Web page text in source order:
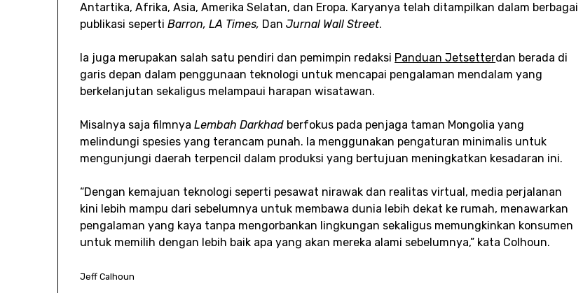
Antartika, Afrika, Asia, Amerika Selatan, dan Eropa. Karyanya telah ditampilkan dalam berbagai
publikasi sepertiBarron, LA Times, DanJurnal Wall Street.
Ia juga merupakan salah satu pendiri dan pemimpin redaksi Panduan Jetsetterdan berada di
garis depan dalam penggunaan teknologi untuk mencapai pengalaman mendalam yang
berkelanjutan sekaligus melampaui harapan wisatawan.
Misalnya saja filmnyaLembah Darkhad berfokus pada penjaga taman Mongolia yang
melindungi spesies yang terancam punah. Ia menggunakan pengaturan minimalis untuk
mengunjungi daerah terpencil dalam produksi yang bertujuan meningkatkan kesadaran ini.
“Dengan kemajuan teknologi seperti pesawat nirawak dan realitas virtual, media perjalanan
kini lebih mampu dari sebelumnya untuk membawa dunia lebih dekat ke rumah, menawarkan
pengalaman yang kaya tanpa mengorbankan lingkungan sekaligus memungkinkan konsumen
untuk memilih dengan lebih baik apa yang akan mereka alami sebelumnya,” kata Colhoun.
Jeff Calhoun